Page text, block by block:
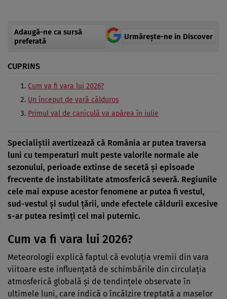
Adaugă-ne ca sursă
preferată
Urmărește-ne in Discover
CUPRINS
Cum va fi vara lui 2026?
Un început de vară călduros
Primul val de caniculă va apărea în iulie
Specialiștii avertizează că România ar putea traversa
luni cu temperaturi mult peste valorile normale ale
sezonului, perioade extinse de secetă și episoade
frecvente de instabilitate atmosferică severă. Regiunile
cele mai expuse acestor fenomene ar putea fi vestul,
sud-vestul și sudul țării, unde efectele căldurii excesive
s-ar putea resimți cel mai puternic.
Cum va fi vara lui 2026?
Meteorologii explică faptul că evoluția vremii din vara
viitoare este influențată de schimbările din circulația
atmosferică globală și de tendințele observate în
ultimele luni, care indică o încălzire treptată a maselor